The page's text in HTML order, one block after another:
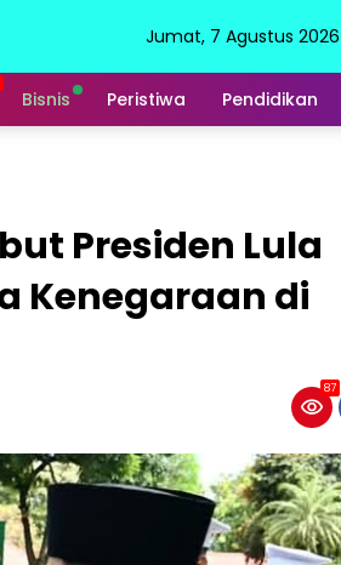
Jumat, 7 Agustus 2026
Bisnis Peristiwa Pendidikan
Presiden Lula
Kenegaraan di
87